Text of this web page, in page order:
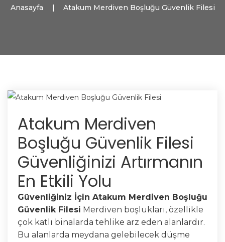
Anasayfa Atakum Merdiven Boşluğu Güvenlik Filesi
Atakum Merdiven
Boşluğu Güvenlik Filesi
Güvenliğinizi Artırmanın
En Etkili Yolu
Güvenliğiniz İçin Atakum Merdiven Boşluğu
Güvenlik Filesi Merdiven boşlukları, özellikle
çok katlı binalarda tehlike arz eden alanlardır.
Bu alanlarda meydana gelebilecek düşme